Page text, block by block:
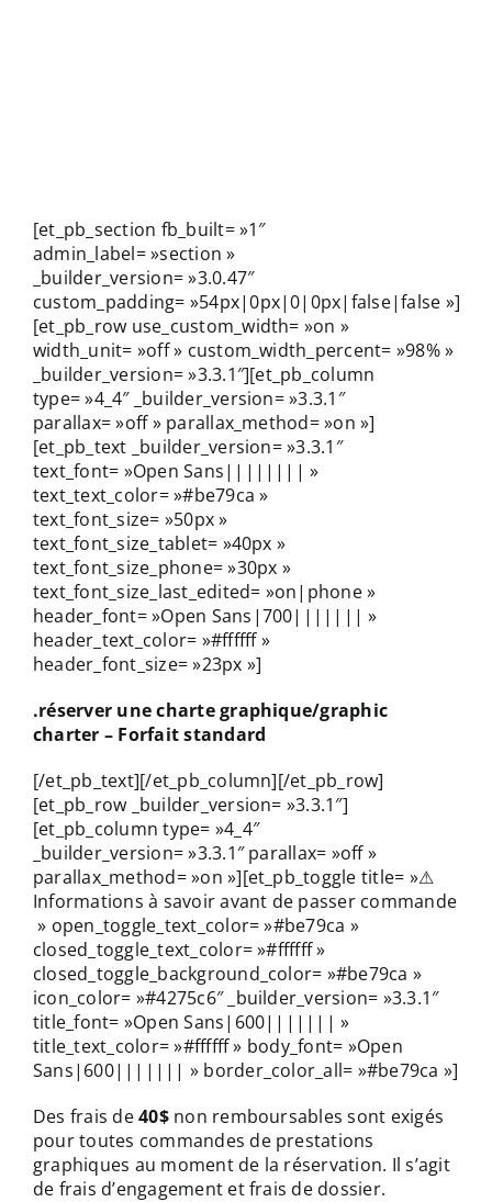
[et_pb_section fb_built= »1″
admin_label= »section »
_builder_version= »3.0.47″
custom_padding= »54px|0px|0|0px|false|false »]
[et_pb_row use_custom_width= »on »
width_unit= »off » custom_width_percent= »98% »
_builder_version= »3.3.1″][et_pb_column
type= »4_4″ _builder_version= »3.3.1″
parallax= »off » parallax_method= »on »]
[et_pb_text _builder_version= »3.3.1″
text_font= »Open Sans|||||||| »
text_text_color= »#be79ca »
text_font_size= »50px »
text_font_size_tablet= »40px »
text_font_size_phone= »30px »
text_font_size_last_edited= »on|phone »
header_font= »Open Sans|700||||||| »
header_text_color= »#ffffff »
header_font_size= »23px »]
.réserver une charte graphique/graphic
charter – Forfait standard
[/et_pb_text][/et_pb_column][/et_pb_row]
[et_pb_row _builder_version= »3.3.1″]
[et_pb_column type= »4_4″
_builder_version= »3.3.1″ parallax= »off »
parallax_method= »on »][et_pb_toggle title= »⚠
Informations à savoir avant de passer commande
» open_toggle_text_color= »#be79ca »
closed_toggle_text_color= »#ffffff »
closed_toggle_background_color= »#be79ca »
icon_color= »#4275c6″ _builder_version= »3.3.1″
title_font= »Open Sans|600||||||| »
title_text_color= »#ffffff » body_font= »Open
Sans|600||||||| » border_color_all= »#be79ca »]
Des frais de40$non remboursables sont exigés
pour toutes commandes de prestations
graphiques au moment de la réservation. Il s’agit
de frais d’engagement et frais de dossier.